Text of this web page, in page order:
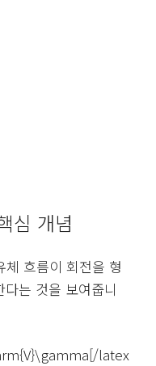
심 개념
흐름이 회전을 형
는 것을 보여줍니
latex